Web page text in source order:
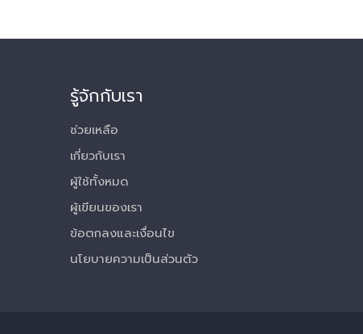
รู้จักกับเรา
ช่วยเหลือ
เกี่ยวกับเรา
ผู้ใช้ทั้งหมด
ผู้เขียนของเรา
ข้อตกลงและเงื่อนไข
นโยบายความเป็นส่วนตัว